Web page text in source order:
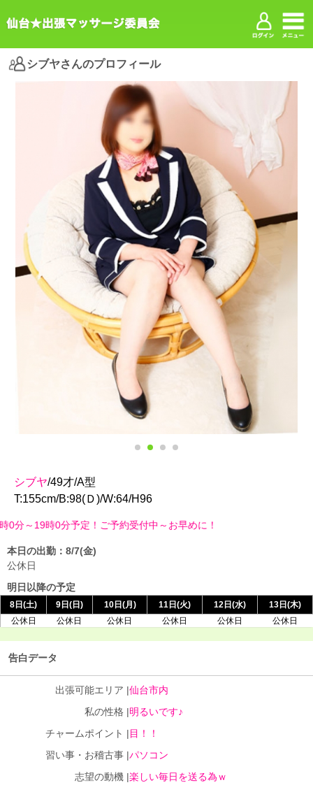
シブヤさんのプロフィール
シブヤ/49才/A型
T:155cm/B:98(Ｄ)/W:64/H96
予定！ご予約受付中～お早めに！
本日の出勤：8/7(金)
公休日
明日以降の予定
8日(土) 9日(日) 10日(月) 11日(火) 12日(水)
13日(木)
公休日
公休日 公休日 公休日 公休日 公休日
告白データ
出張可能エリア |仙台市内
私の性格 |明るいです♪
チャームポイント |目！！
習い事・お稽古事 |パソコン
志望の動機 |楽しい毎日を送る為ｗ